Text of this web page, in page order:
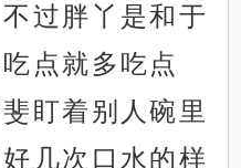
过胖丫是和于
点就多吃点
盯着别人碗里
几次口水的样